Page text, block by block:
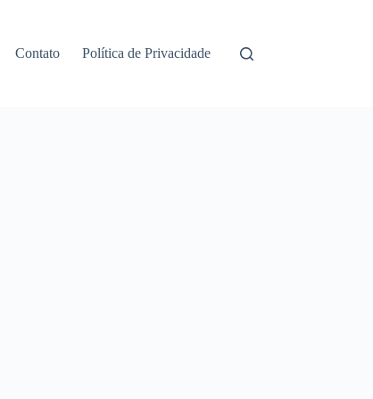
Contato Política de Privacidade